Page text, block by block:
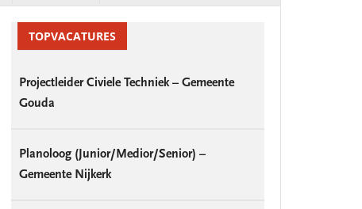
SidebarTOPVACATURES
Projectleider Civiele Techniek – Gemeente
Gouda
Planoloog (Junior/Medior/Senior) –
Gemeente Nijkerk